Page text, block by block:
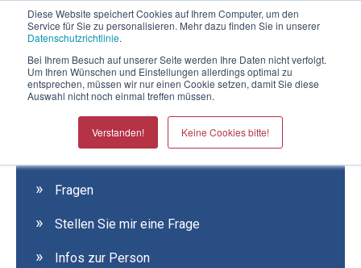
Diese Website speichert Cookies auf Ihrem Computer, um den
Service für Sie zu personalisieren. Mehr dazu finden Sie in unserer
Datenschutzrichtlinie.
Bei Ihrem Besuch auf unserer Seite werden Ihre Daten nicht verfolgt.
Um Ihren Wünschen und Einstellungen allerdings optimal zu
entsprechen, müssen wir nur einen Cookie setzen, damit Sie diese
Auswahl nicht noch einmal treffen müssen.
Verstanden! Keine Cookies bitte!
Telefontermin mit Thomas Witt
THOMAS WITT
Fragen
Stellen Sie mir eine Frage
Infos zur Person